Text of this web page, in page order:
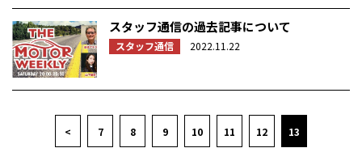
スタッフ通信の過去記事について
スタッフ通信 2022.11.22
< 7 8 9 10 11 12 13